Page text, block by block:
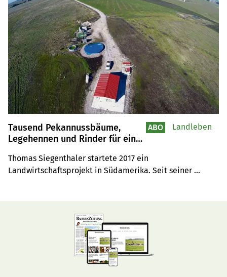
Tausend Pekannussbäume,
Legehennen und Rinder für eine
Uruguay
Thomas Siegenthaler startete 2017 ein
Landwirtschaftsprojekt in Südamerika. Seit seiner
ABO Landleben